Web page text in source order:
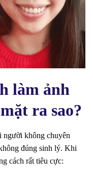
làm ảnh
ra sao?
người không chuyên
đúng sinh lý. Khi
cách rất tiêu cực: